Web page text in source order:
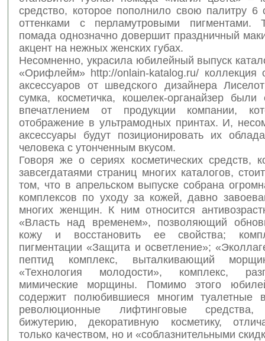
средство, которое пополнило свою палитру 6
оттенками с перламутровыми пигментами.
помада однозначно довершит праздничный
акцент на нежных женских губах.
Несомненно, украсила юбилейный выпуск
«Орифлейм» http://onlain-katalog.ru/ коллекция
аксессуаров от шведского дизайнера
сумка, косметичка, кошелек-органайзер
впечатлением от продукции компании,
отображение в ультрамодных принтах. И,
аксессуары будут позиционировать их
человека с утонченным вкусом.
Говоря же о сериях косметических средств,
завсегдатаями страниц многих каталогов,
том, что в апрельском выпуске собрана
комплексов по уходу за кожей, давно
многих женщин. К ним относится
«Власть над временем», позволяющий
кожу и восстановить ее свойства;
пигментации «Защита и осветление»;
пептид комплекс, выталкивающий
«Технология молодости», комплекс,
мимические морщины. Помимо этого
содержит полюбившиеся многим туалетные
революционные лифтинговые средства,
бижутерию, декоративную косметику,
только качеством, но и «соблазнительными